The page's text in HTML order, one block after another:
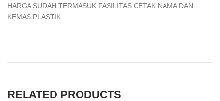
HARGA SUDAH TERMASUK FASILITAS CETAK NAMA DAN
KEMAS PLASTIK
RELATED PRODUCTS